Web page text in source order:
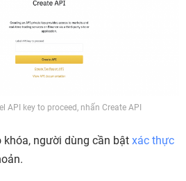
API key to proceed, nhấn Create API
người dùng cần bật xác thực